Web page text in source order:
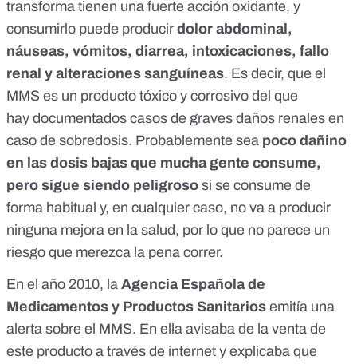
transforma tienen una fuerte acción oxidante, y
consumirlo puede producir dolor abdominal,
náuseas, vómitos, diarrea, intoxicaciones, fallo
renal y alteraciones sanguíneas. Es decir, que el
MMS es un producto tóxico y corrosivo del que
hay documentados casos de graves daños renales en
caso de sobredosis. Probablemente sea poco dañino
en las dosis bajas que mucha gente consume,
pero sigue siendo peligroso si se consume de
forma habitual y, en cualquier caso, no va a producir
ninguna mejora en la salud, por lo que no parece un
riesgo que merezca la pena correr.
En el año 2010, la Agencia Española de
Medicamentos y Productos Sanitarios emitía una
alerta sobre el MMS. En ella avisaba de la venta de
este producto a través de internet y explicaba que